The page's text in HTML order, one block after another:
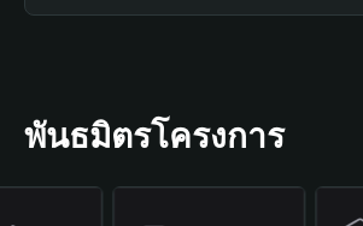
พันธมิตรโครงการ